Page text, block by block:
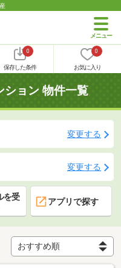
0
保存した条件
0
お気に入り
ション 物件一覧
変更する
変更する
を受
アプリで探す